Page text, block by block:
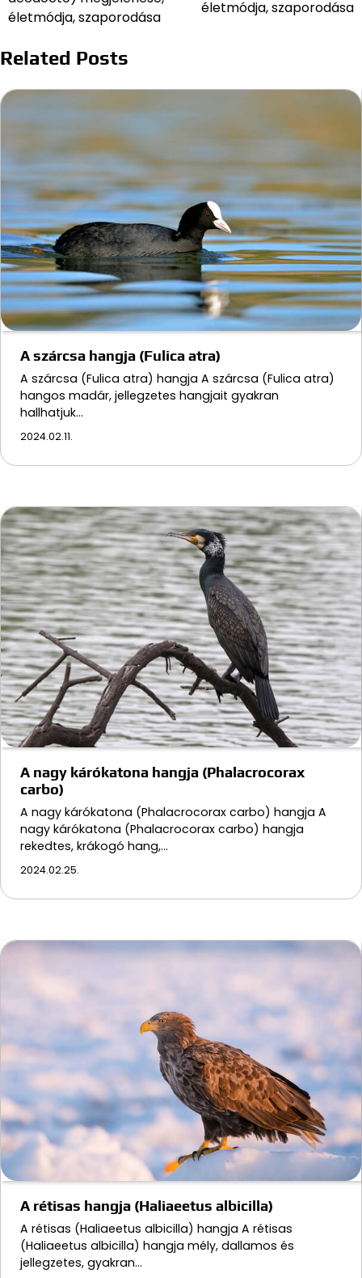
életmódja, szaporodása
életmódja, szaporodása
Related Posts
A szárcsa hangja (Fulica atra)
A szárcsa (Fulica atra) hangja A szárcsa (Fulica atra)
hangos madár, jellegzetes hangjait gyakran
hallhatjuk…
2024.02.11.
A nagy kárókatona hangja (Phalacrocorax
carbo)
A nagy kárókatona (Phalacrocorax carbo) hangja A
nagy kárókatona (Phalacrocorax carbo) hangja
rekedtes, krákogó hang,…
2024.02.25.
A rétisas hangja (Haliaeetus albicilla)
A rétisas (Haliaeetus albicilla) hangja A rétisas
(Haliaeetus albicilla) hangja mély, dallamos és
jellegzetes, gyakran…